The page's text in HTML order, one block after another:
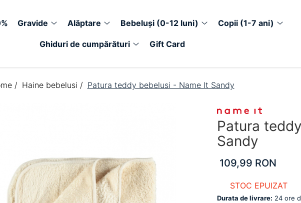
Gravide Alăptare Bebeluși (0-12 luni) Copii (1-7 ani)
Ghiduri de cumpărături Gift Card
/ Haine bebelusi / Patura teddy bebelusi - Name It Sandy
Patura
Sandy
109,99 RON
STOC EPUIZAT
Durata de livrare: 24 ore